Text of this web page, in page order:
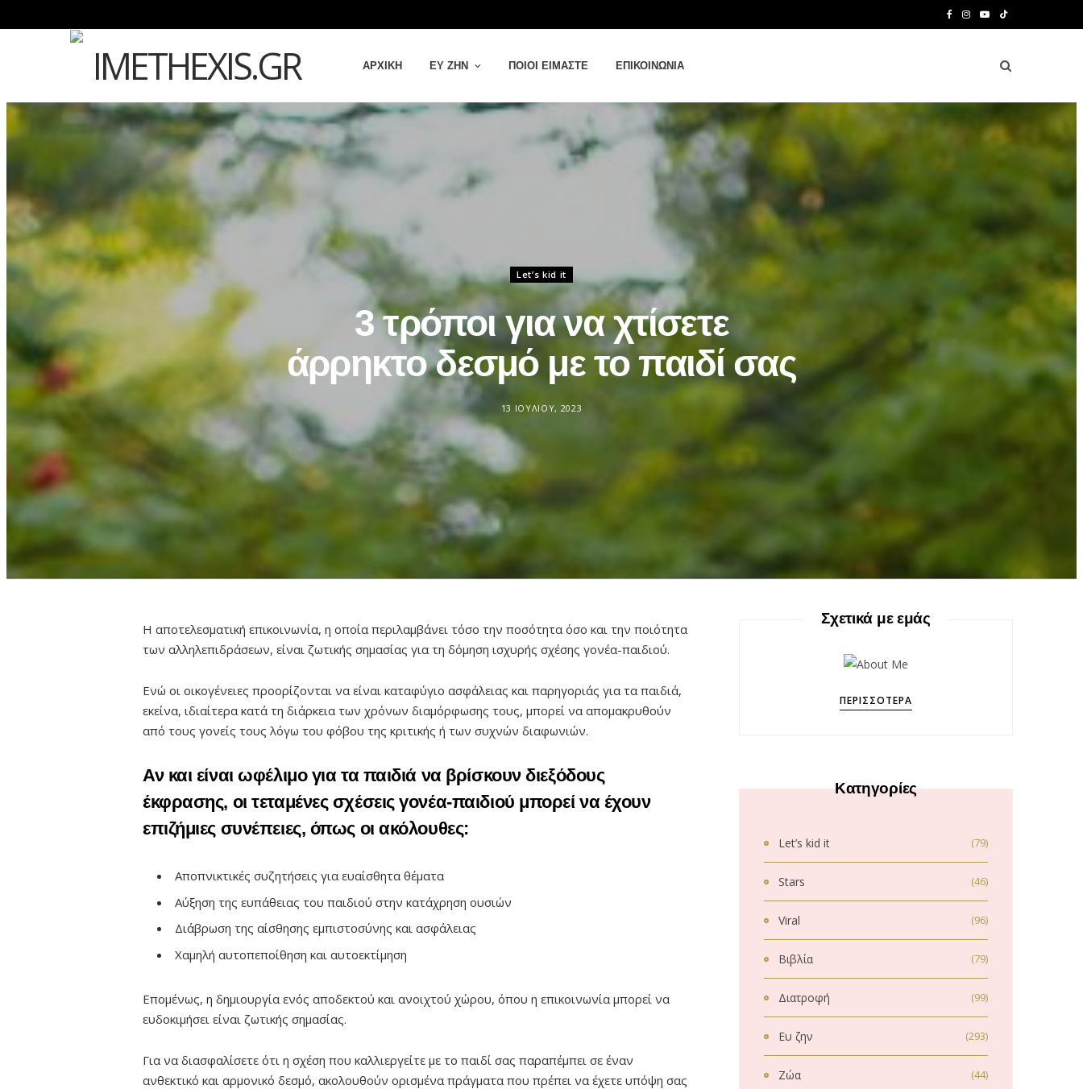
e
I
t
Y
T
u
T
k
T
ΑΡΧΙΚΉ ΕΥ ΖΗΝ ΠΟΙΟΙ ΕΊΜΑΣΤΕ ΕΠΙΚΟΙΝΩΝΊΑ
Let’s kid it
3 τρόποι για να χτίσετε
άρρηκτο δεσμό με το παιδί σας
13 ΙΟΥΛΊΟΥ, 2023
Η αποτελεσματική επικοινωνία, η οποία περιλαμβάνει τόσο την ποσότητα όσο και την ποιότητα
των αλληλεπιδράσεων, είναι ζωτικής σημασίας για τη δόμηση ισχυρής σχέσης γονέα-παιδιού.
Ενώ οι οικογένειες προορίζονται να είναι καταφύγιο ασφάλειας και παρηγοριάς για τα παιδιά,
εκείνα, ιδιαίτερα κατά τη διάρκεια των χρόνων διαμόρφωσης τους, μπορεί να απομακρυθούν
από τους γονείς τους λόγω του φόβου της κριτικής ή των συχνών διαφωνιών.
Αν και είναι ωφέλιμο για τα παιδιά να βρίσκουν διεξόδους
έκφρασης, οι τεταμένες σχέσεις γονέα-παιδιού μπορεί να έχουν
επιζήμιες συνέπειες, όπως οι ακόλουθες:
Αποπνικτικές συζητήσεις για ευαίσθητα θέματα
Αύξηση της ευπάθειας του παιδιού στην κατάχρηση ουσιών
Διάβρωση της αίσθησης εμπιστοσύνης και ασφάλειας
Χαμηλή αυτοπεποίθηση και αυτοεκτίμηση
Επομένως, η δημιουργία ενός αποδεκτού και ανοιχτού χώρου, όπου η επικοινωνία μπορεί να
ευδοκιμήσει είναι ζωτικής σημασίας.
Για να διασφαλίσετε ότι η σχέση που καλλιεργείτε με το παιδί σας παραπέμπει σε έναν
ανθεκτικό και αρμονικό δεσμό, ακολουθούν ορισμένα πράγματα που πρέπει να έχετε υπόψη σας
Σχετικά με εμάς
ΠΕΡΙΣΣΌΤΕΡΑ
Κατηγορίες
Let’s kid it (79)
Stars (46)
Viral (96)
Βιβλία (79)
Διατροφή (99)
Ευ ζην (293)
Ζώα (44)